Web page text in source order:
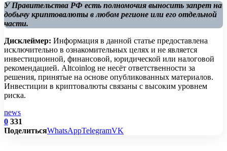
У Правительства РФ есть полномочия выносить запрет на
добычу криптовалюты в любом регионе или его отдельной
части.
Дисклеймер: Информация в данной статье предоставлена
исключительно в ознакомительных целях и не является
инвестиционной, финансовой, юридической или налоговой
рекомендацией. Altcoinlog не несёт ответственности за
решения, принятые на основе опубликованных материалов.
Инвестиции в криптовалюты связаны с высоким уровнем
риска.
news
0 331
ПоделитьсяWhatsAppTelegramVK